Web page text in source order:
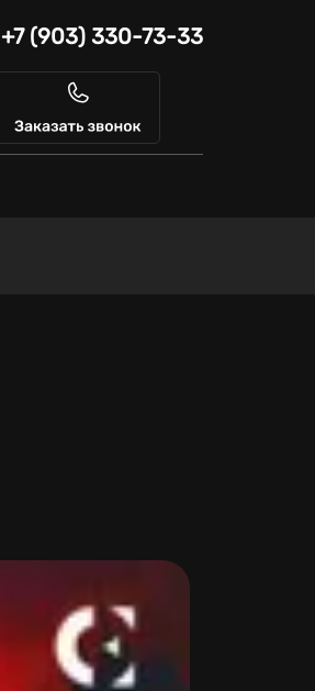
+7 (903) 330-73-33